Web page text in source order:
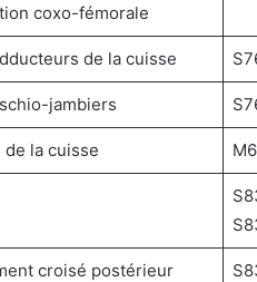
coxo-fémorale
de la cuisse
jambiers
la cuisse
croisé postérieur